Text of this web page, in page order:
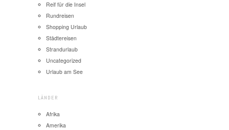
Reif für die Insel
Rundreisen
Shopping Urlaub
Städtereisen
Strandurlaub
Uncategorized
Urlaub am See
LÄNDER
Afrika
Amerika